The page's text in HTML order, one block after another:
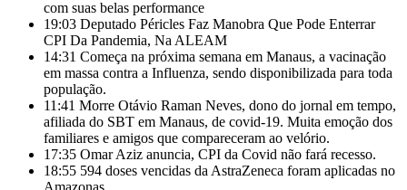
com suas belas performance
19:03 Deputado Péricles Faz Manobra Que Pode Enterrar
CPI Da Pandemia, Na ALEAM
14:31 Começa na próxima semana em Manaus, a vacinação
em massa contra a Influenza, sendo disponibilizada para toda
população.
11:41 Morre Otávio Raman Neves, dono do jornal em tempo,
afiliada do SBT em Manaus, de covid-19. Muita emoção dos
familiares e amigos que compareceram ao velório.
17:35 Omar Aziz anuncia, CPI da Covid não fará recesso.
18:55 594 doses vencidas da AstraZeneca foram aplicadas no
Amazonas